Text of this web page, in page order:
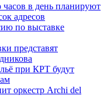
часов в день планируют
адресов
по выставке
представят
при КРТ будут
оркестр Archi del